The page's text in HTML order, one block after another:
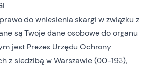
do wniesienia skargi w związku z
są Twoje dane osobowe do organu
jest Prezes Urzędu Ochrony
z siedzibą w Warszawie (00-193),